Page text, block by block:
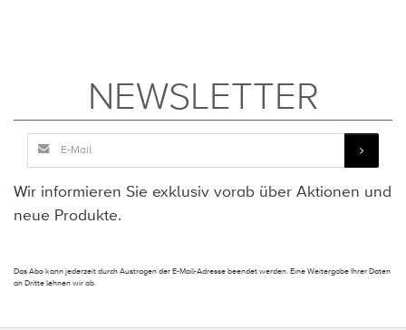
NEWSLETTER
Wir informieren Sie exklusiv vorab über Aktionen und
neue Produkte.
Das Abo kann jederzeit durch Austragen der E-Mail-Adresse beendet werden. Eine Weitergabe Ihrer Daten
an Dritte lehnen wir ab.